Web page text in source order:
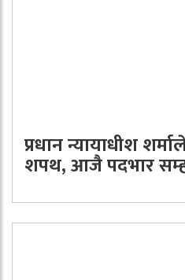
प्रधान न्यायाधीश
शपथ, आजै पदभार